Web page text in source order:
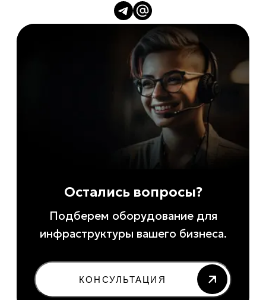
Остались вопросы?
Подберем оборудование для
инфраструктуры вашего бизнеса.
КОНСУЛЬТАЦИЯ